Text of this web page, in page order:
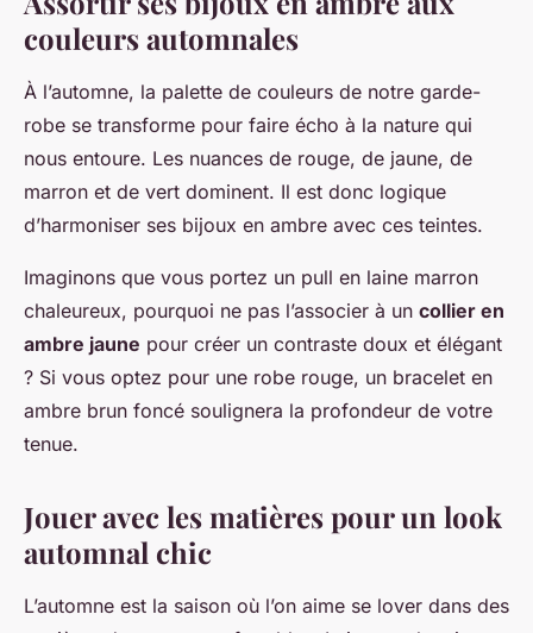
couleurs automnales
À l’automne, la palette de couleurs de notre garde-
robe se transforme pour faire écho à la nature qui
nous entoure. Les nuances de rouge, de jaune, de
marron et de vert dominent. Il est donc logique
d’harmoniser ses bijoux en ambre avec ces teintes.
Imaginons que vous portez un pull en laine marron
chaleureux, pourquoi ne pas l’associer à un collier en
ambre jaune pour créer un contraste doux et élégant
? Si vous optez pour une robe rouge, un bracelet en
ambre brun foncé soulignera la profondeur de votre
tenue.
Jouer avec les matières pour un look
automnal chic
L’automne est la saison où l’on aime se lover dans des